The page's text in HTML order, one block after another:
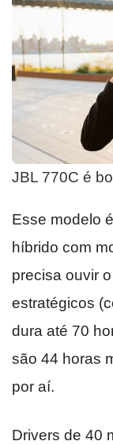
JBL 770C é
Esse modelo
híbrido com
precisa ouvir
estratégicos
dura até 70
são 44 horas
por aí.
Drivers de 40